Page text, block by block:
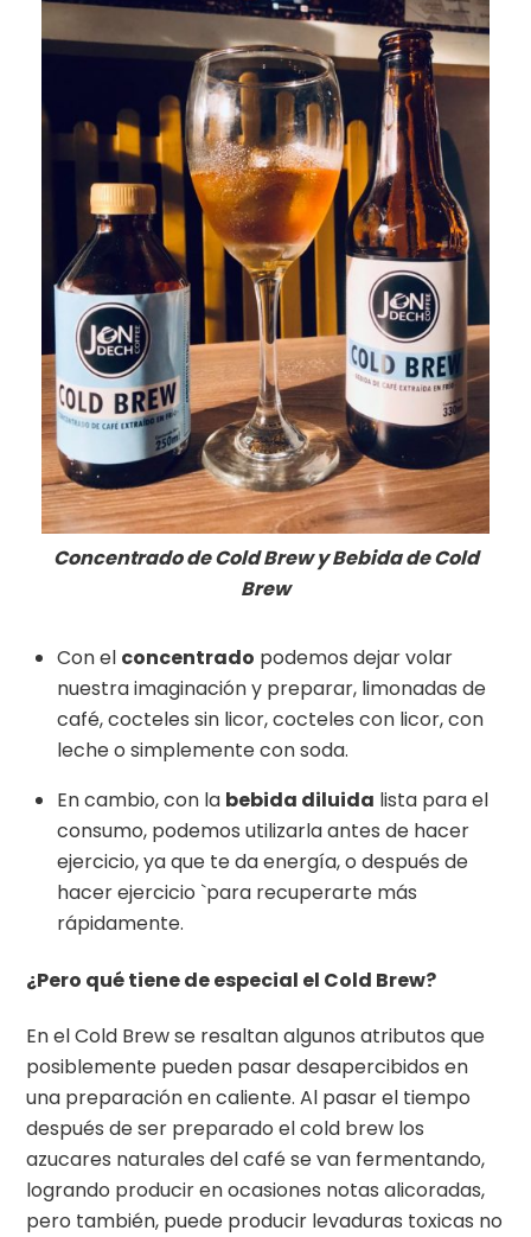
Concentrado de Cold Brew y Bebida de Cold
Brew
Con el concentrado podemos dejar volar
nuestra imaginación y preparar, limonadas de
café, cocteles sin licor, cocteles con licor, con
leche o simplemente con soda.
En cambio, con la bebida diluida lista para el
consumo, podemos utilizarla antes de hacer
ejercicio, ya que te da energía, o después de
hacer ejercicio `para recuperarte más
rápidamente.
¿Pero qué tiene de especial el Cold Brew?
En el Cold Brew se resaltan algunos atributos que
posiblemente pueden pasar desapercibidos en
una preparación en caliente. Al pasar el tiempo
después de ser preparado el cold brew los
azucares naturales del café se van fermentando,
logrando producir en ocasiones notas alicoradas,
pero también, puede producir levaduras toxicas no